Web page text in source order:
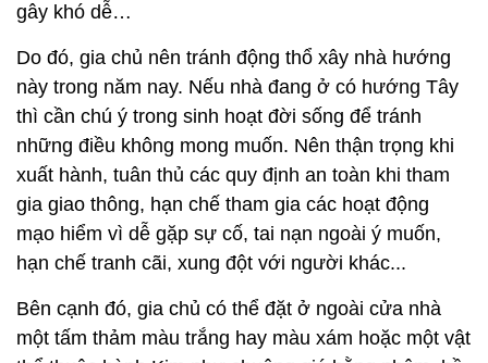
gây khó dễ…
Do đó, gia chủ nên tránh động thổ xây nhà hướng
này trong năm nay. Nếu nhà đang ở có hướng Tây
thì cần chú ý trong sinh hoạt đời sống để tránh
những điều không mong muốn. Nên thận trọng khi
xuất hành, tuân thủ các quy định an toàn khi tham
gia giao thông, hạn chế tham gia các hoạt động
mạo hiểm vì dễ gặp sự cố, tai nạn ngoài ý muốn,
hạn chế tranh cãi, xung đột với người khác...
Bên cạnh đó, gia chủ có thể đặt ở ngoài cửa nhà
một tấm thảm màu trắng hay màu xám hoặc một vật